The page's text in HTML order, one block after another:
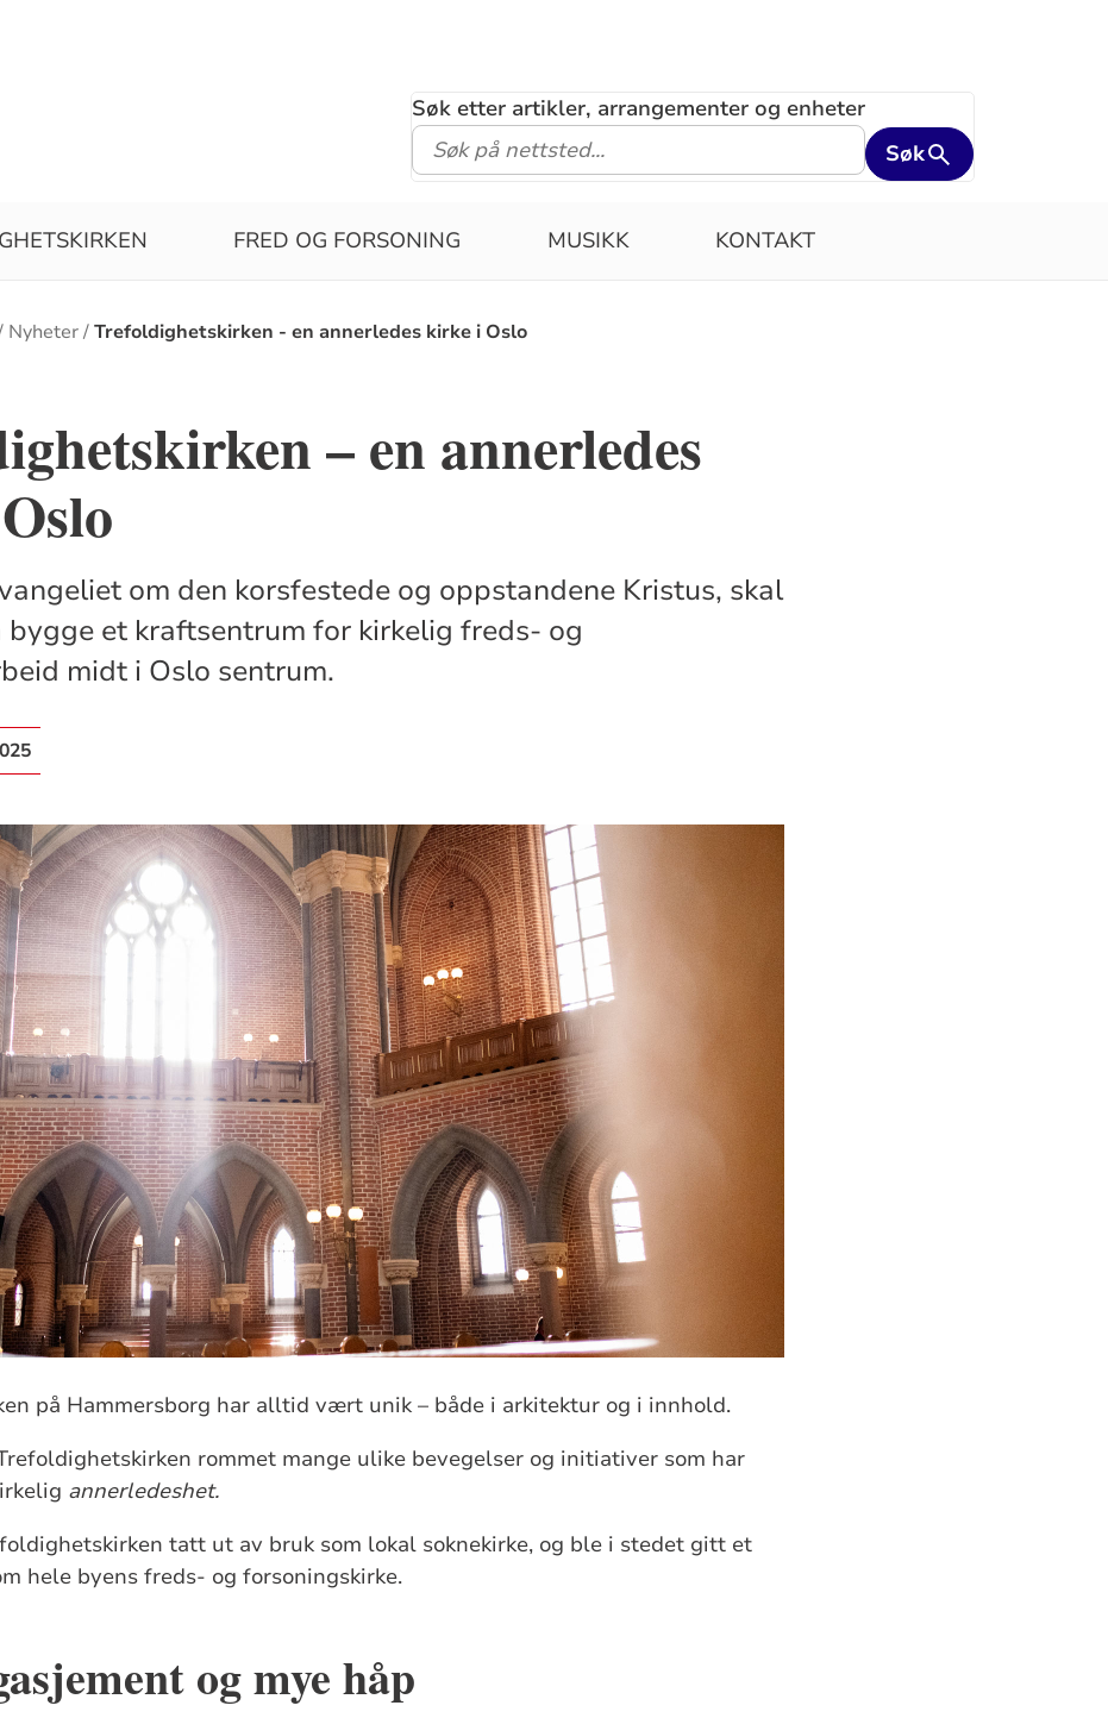
Søk etter artikler, arrangementer og enheter
Søk
FRED OG FORSONING MUSIKK KONTAKT
Nyheter Trefoldighetskirken - en annerledes kirke i Oslo
– en annerledes
om den korsfestede og oppstandene Kristus, skal
et kraftsentrum for kirkelig freds- og
midt i Oslo sentrum.
på Hammersborg har alltid vært unik – både i arkitektur og i innhold.
rommet mange ulike bevegelser og initiativer som har
annerledeshet.
tatt ut av bruk som lokal soknekirke, og ble i stedet gitt et
hele byens freds- og forsoningskirke.
og mye håp